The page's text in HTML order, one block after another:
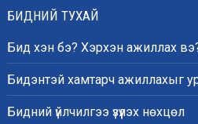
БИДНИЙ ТУХАЙ
Бид хэн бэ? Хэрхэн ажиллах
Бидэнтэй хамтарч ажиллахыг
Бидний үйлчилгээ үзүүлэх нөхцөл